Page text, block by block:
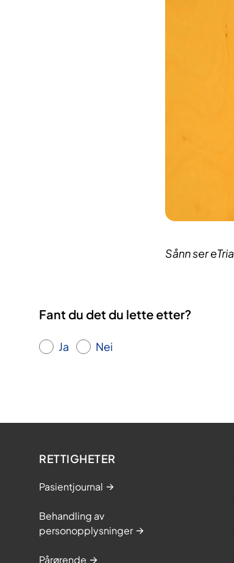
Sånn ser
Fant du det du lette etter?
Ja Nei
RETTIGHETER
Pasientjournal
Behandling av
personopplysninger
Pårørende